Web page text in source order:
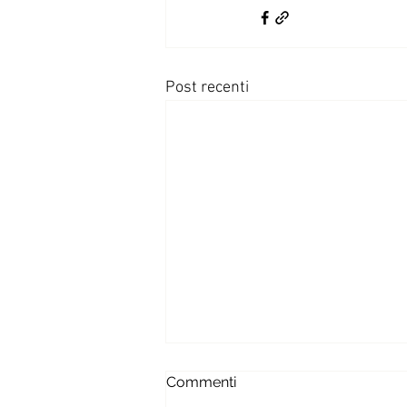
Post recenti
Commenti